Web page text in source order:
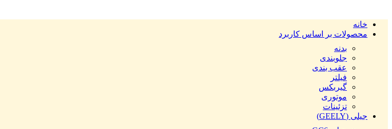
خانه
محصولات بر اساس کاربرد
بدنه
جلوبندی
عقب بندی
فیلتر
گیربکس
موتوری
تزئینات
جیلی (GEELY)